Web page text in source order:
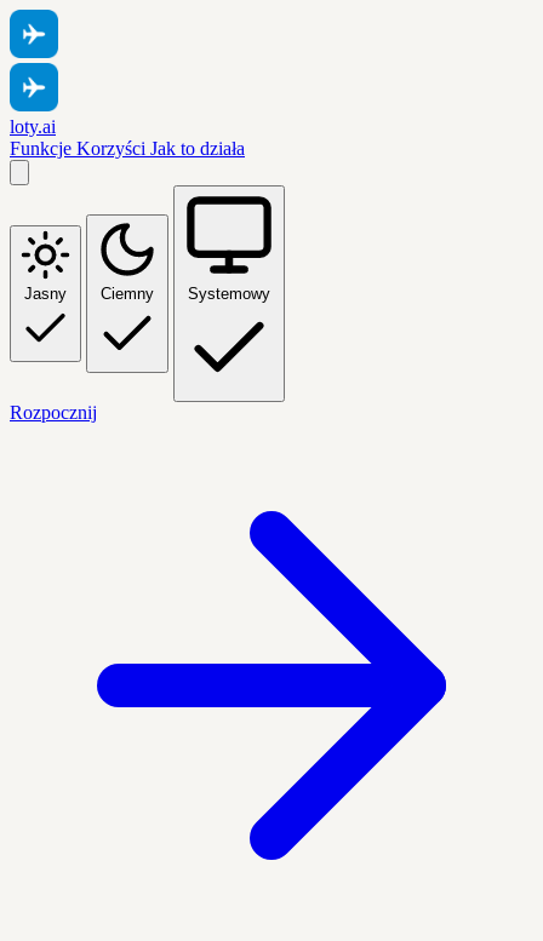
loty.ai
Funkcje Korzyści Jak to działa
Jasny Ciemny Systemowy
Rozpocznij